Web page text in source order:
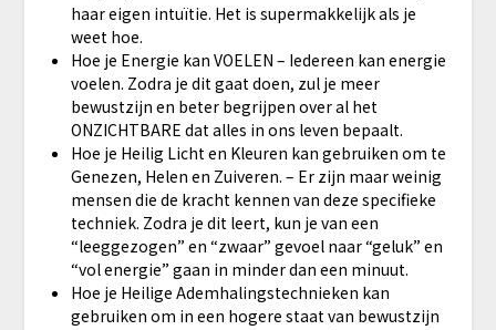
haar eigen intuïtie. Het is supermakkelijk als je
weet hoe.
​Hoe je Energie kan VOELEN – Iedereen kan energie
voelen. Zodra je dit gaat doen, zul je meer
bewustzijn en beter begrijpen over al het
ONZICHTBARE dat alles in ons leven bepaalt.
​Hoe je Heilig Licht en Kleuren kan gebruiken om te
Genezen, Helen en Zuiveren. – Er zijn maar weinig
mensen die de kracht kennen van deze specifieke
techniek. Zodra je dit leert, kun je van een
“leeggezogen” en “zwaar” gevoel naar “geluk” en
“vol energie” gaan in minder dan een minuut.
​Hoe je Heilige Ademhalingstechnieken kan
gebruiken om in een hogere staat van bewustzijn